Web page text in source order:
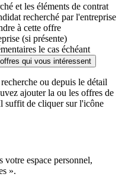
et les éléments de contrat
recherché par l'entreprise
à cette offre
(si présente)
le cas échéant
qui vous intéressent
ou depuis le détail
ajouter la ou les offres de
suffit de cliquer sur l'icône
votre espace personnel,
».